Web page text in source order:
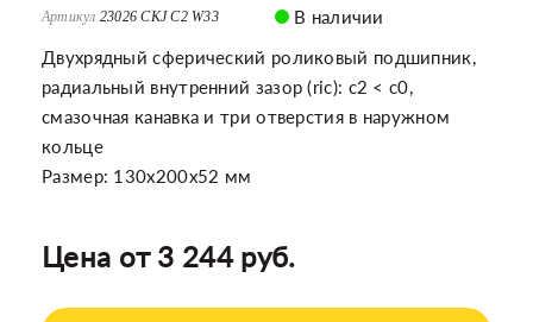
Артикул 23026 CKJ C2 W33
В наличии
Двухрядный сферический роликовый подшипник,
радиальный внутренний зазор (ric): c2 < c0,
смазочная канавка и три отверстия в наружном
кольце
Размер: 130x200x52 мм
Цена от 3 244 руб.